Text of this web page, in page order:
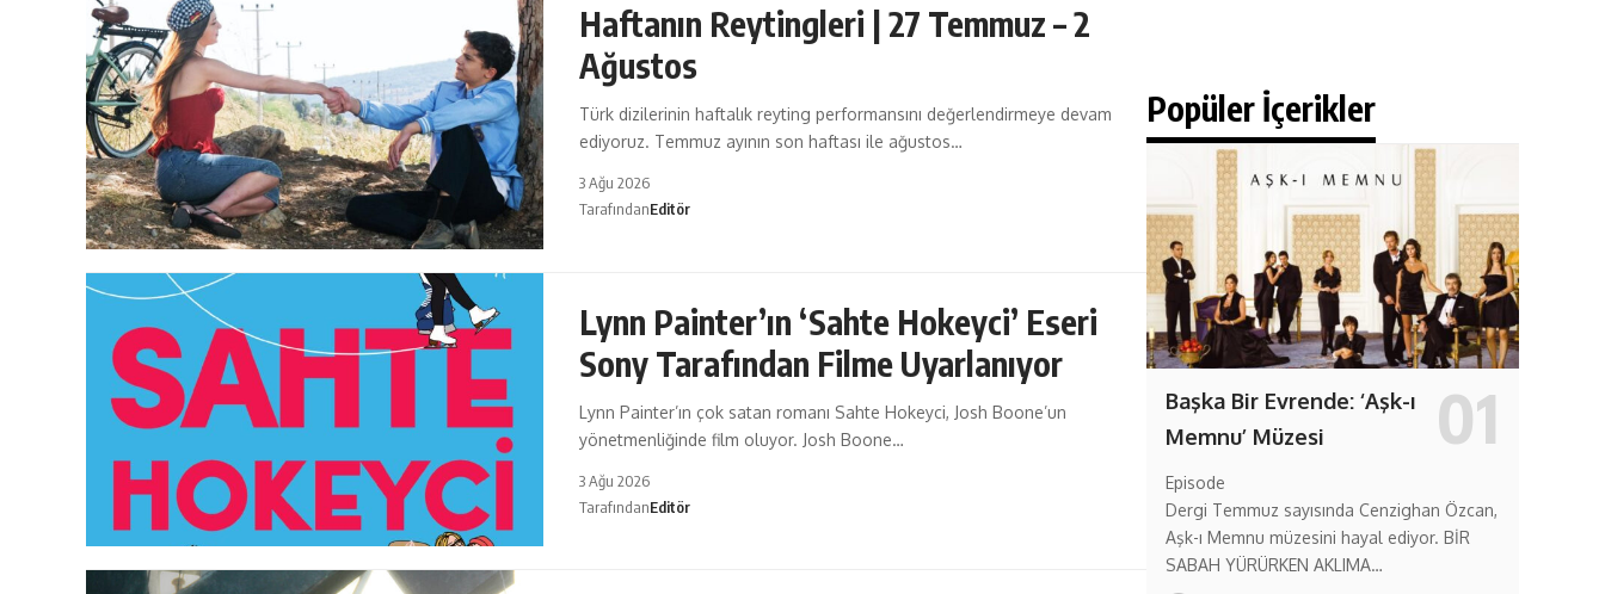
Haftanın Reytingleri | 27 Temmuz – 2
Ağustos
Türk dizilerinin haftalık reyting performansını değerlendirmeye devam
ediyoruz. Temmuz ayının son haftası ile ağustos…
3 Ağu 2026
TarafındanEditör
Lynn Painter’ın ‘Sahte Hokeyci’ Eseri
Sony Tarafından Filme Uyarlanıyor
Lynn Painter’ın çok satan romanı Sahte Hokeyci, Josh Boone’un
yönetmenliğinde film oluyor. Josh Boone…
3 Ağu 2026
TarafındanEditör
Popüler İçerikler
Başka Bir Evrende: ‘Aşk-ı
Memnu’ Müzesi
Episode
Dergi Temmuz sayısında Cenzighan Özcan,
Aşk-ı Memnu müzesini hayal ediyor. BİR
SABAH YÜRÜRKEN AKLIMA…